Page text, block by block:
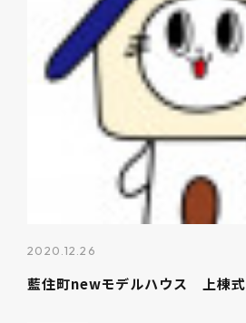
2020.12.26
藍住町newモデルハウス 上棟式